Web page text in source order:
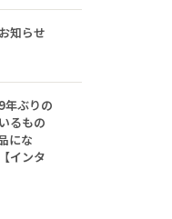
知らせ
年ぶりの
るもの
にな
インタ